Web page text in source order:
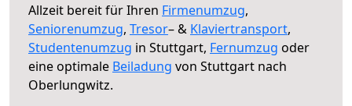
Allzeit bereit für Ihren Firmenumzug,
Seniorenumzug, Tresor– & Klaviertransport,
Studentenumzug in Stuttgart, Fernumzug oder
eine optimale Beiladung von Stuttgart nach
Oberlungwitz.